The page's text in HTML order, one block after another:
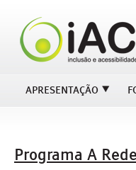
APRESENTAÇÃO
Programa A